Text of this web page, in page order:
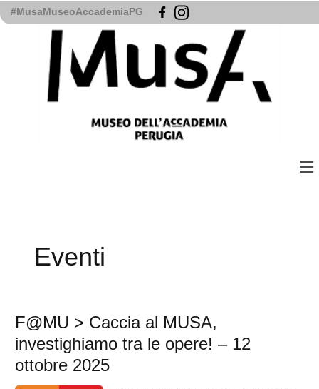
Vai
al
#MusaMuseoAccademiaPG
Eventi
F@MU > Caccia al MUSA,
investighiamo tra le opere! – 12
ottobre 2025